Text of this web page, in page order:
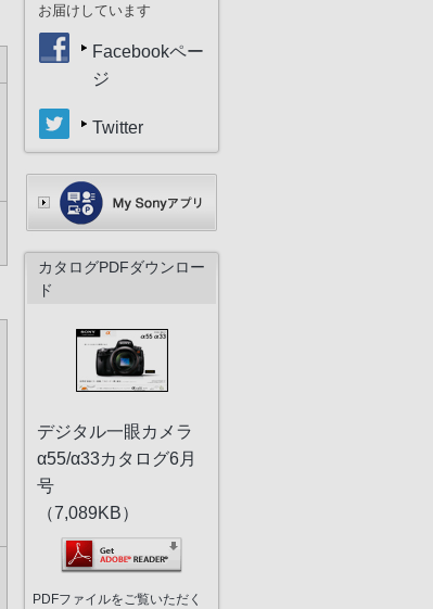
お届けしています
Facebookペー
ジ
Twitter
カタログPDFダウンロー
ド
デジタル一眼カメラ
α55/α33カタログ6月
号
（7,089KB）
PDFファイルをご覧いただく